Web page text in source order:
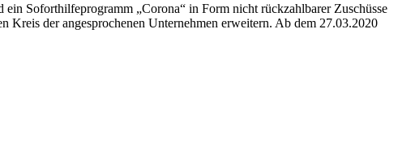
Soforthilfeprogramm „Corona“ in Form nicht rückzahlbarer Zuschüsse
der angesprochenen Unternehmen erweitern. Ab dem 27.03.2020